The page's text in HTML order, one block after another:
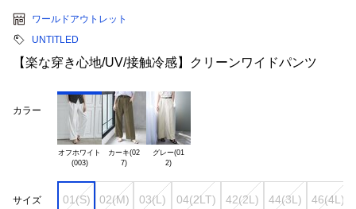
ワールドアウトレット
UNTITLED
【楽な穿き心地/UV/接触冷感】クリーンワイドパンツ
カラー
オフホワイト
(003)
カーキ(02
グレー(01
サイズ 01(S) 02(M) 03(L) 04(2LT) 42(2L) 44(3L) 46(4L)